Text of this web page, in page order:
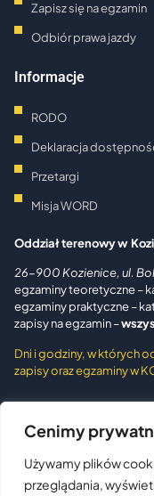
Cenimy
Używamy plików
przeglądania,
Zapisz się na egzamin
Odbiór prawa jazdy
Informacje
RODO
Deklaracja
Przetargi
Misja WORD
Oddział terenowy w
26-900 Kozienice, ul.
egzaminy teoretyczne –
egzaminy praktyczne –
zapisy na egzamin –
Dni i godziny, w których
zapisy oraz egzaminy w
telefon:48 38 98 140
egzaminy teoretyczne –